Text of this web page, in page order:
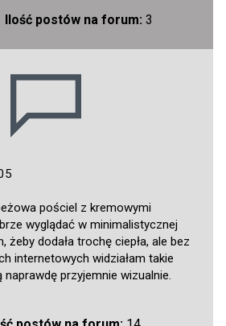
Ilość postów na forum: 3
pościel z kremowymi
wyglądać w minimalistycznej
żeby dodała trochę ciepła, ale bez
internetowych widziałam takie
naprawdę przyjemnie wizualnie.